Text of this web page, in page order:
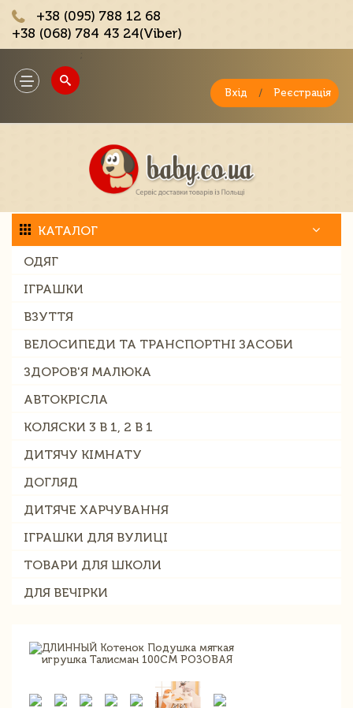
+38 (095) 788 12 68
+38 (068) 784 43 24(Viber)
Toggle
navigation
Вхід / Реєстрація
КАТАЛОГ
ОДЯГ
ІГРАШКИ
ВЗУТТЯ
ВЕЛОСИПЕДИ ТА ТРАНСПОРТНІ ЗАСОБИ
ЗДОРОВ'Я МАЛЮКА
АВТОКРІСЛА
КОЛЯСКИ 3 В 1, 2 В 1
ДИТЯЧУ КІМНАТУ
ДОГЛЯД
ДИТЯЧЕ ХАРЧУВАННЯ
ІГРАШКИ ДЛЯ ВУЛИЦІ
ТОВАРИ ДЛЯ ШКОЛИ
ДЛЯ ВЕЧІРКИ